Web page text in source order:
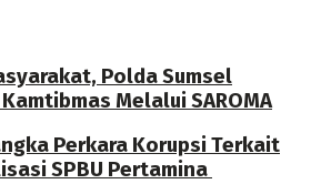
Polda Sumsel
Melalui SAROMA
Perkara Korupsi Terkait
SPBU Pertamina